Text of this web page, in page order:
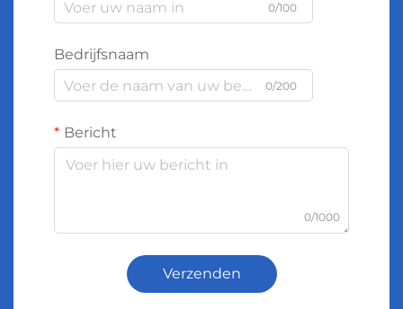
0/100
Bedrijfsnaam
0/200
Bericht
0/1000
Verzenden